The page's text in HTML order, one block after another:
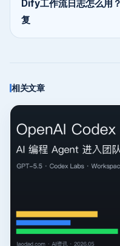
Dify工作流日志怎么用
复
相关文章